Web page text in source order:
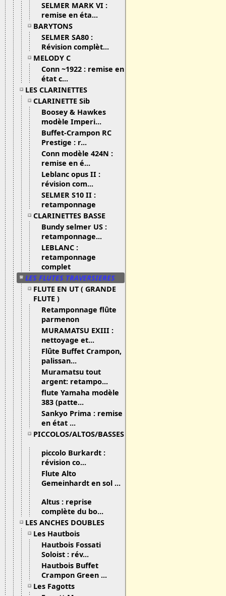
SELMER MARK VI :
remise en éta...
BARYTONS
SELMER SA80 :
Révision complèt...
MELODY C
Conn ~1922 : remise en
état c...
LES CLARINETTES
CLARINETTE Sib
Boosey & Hawkes
modèle Imperi...
Buffet-Crampon RC
Prestige : r...
Conn modèle 424N :
remise en é...
Leblanc opus II :
révision com...
SELMER S10 II :
retamponnage
CLARINETTES BASSE
Bundy selmer US :
retamponnage...
LEBLANC :
retamponnage
complet
LES FLUTES TRAVERSIERES
FLUTE EN UT ( GRANDE
FLUTE )
Retamponnage flûte
parmenon
MURAMATSU EXIII :
nettoyage et...
Flûte Buffet Crampon,
palissan...
Muramatsu tout
argent: retampo...
flute Yamaha modèle
383 (patte...
Sankyo Prima : remise
en état ...
PICCOLOS/ALTOS/BASSES
piccolo Burkardt :
révision co...
Flute Alto
Gemeinhardt en sol ...
Altus : reprise
complète du bo...
LES ANCHES DOUBLES
Les Hautbois
Hautbois Fossati
Soloist : rév...
Hautbois Buffet
Crampon Green ...
Les Fagotts